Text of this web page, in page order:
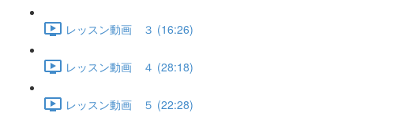
レッスン動画 ３ (16:26)
レッスン動画 ４ (28:18)
レッスン動画 ５ (22:28)